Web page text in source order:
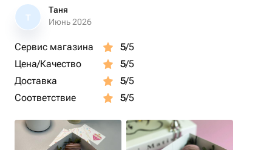
Т
Таня
Июнь 2026
Сервис магазина 5/5
Цена/Качество
5/5
Доставка
5/5
Соответствие
5/5